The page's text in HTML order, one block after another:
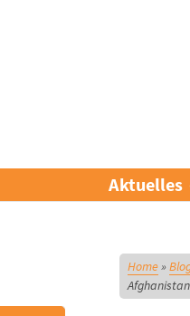
Aktuelles
Home»